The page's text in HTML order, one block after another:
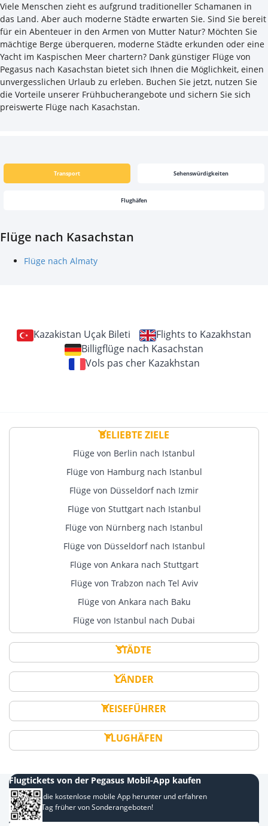
Viele Menschen zieht es aufgrund traditioneller Schamanen in
das Land. Aber auch moderne Städte erwarten Sie. Sind Sie bereit
für ein Abenteuer in den Armen von Mutter Natur? Möchten Sie
mächtige Berge überqueren, moderne Städte erkunden oder eine
Yacht im Kaspischen Meer chartern? Dank günstiger Flüge von
Pegasus nach Kasachstan bietet sich Ihnen die Möglichkeit, einen
unvergesslichen Urlaub zu erleben. Buchen Sie jetzt, nutzen Sie
die Vorteile unserer Frühbucherangebote und sichern Sie sich
preiswerte Flüge nach Kasachstan.
Transport Sehenswürdigkeiten
Flughäfen
Flüge nach Kasachstan
Flüge nach Almaty
Kazakistan Uçak Bileti
Flights to Kazakhstan
Billigflüge nach Kasachstan
Vols pas cher Kazakhstan
BELIEBTE ZIELE
Flüge von Berlin nach Istanbul
Flüge von Hamburg nach Istanbul
Flüge von Düsseldorf nach Izmir
Flüge von Stuttgart nach Istanbul
Flüge von Nürnberg nach Istanbul
Flüge von Düsseldorf nach Istanbul
Flüge von Ankara nach Stuttgart
Flüge von Trabzon nach Tel Aviv
Flüge von Ankara nach Baku
Flüge von Istanbul nach Dubai
STÄDTE
LÄNDER
REISEFÜHRER
FLUGHÄFEN
Flugtickets von der Pegasus Mobil-App kaufen
Laden Sie die kostenlose mobile App herunter und erfahren
Sie einen Tag früher von Sonderangeboten!